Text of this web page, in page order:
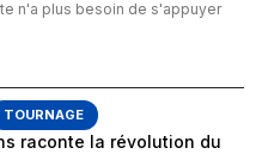
n'a plus besoin de s'appuyer
TOURNAGE
raconte la révolution du